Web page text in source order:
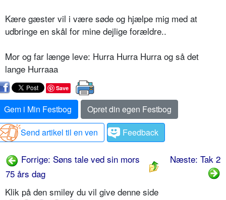
Kære gæster vil i være søde og hjælpe mig med at
udbringe en skål for mine dejlige forældre..
Mor og far længe leve: Hurra Hurra Hurra og så det
lange Hurraaa
Save
Gem i Min Festbog
Opret din egen Festbog
Send artikel til en ven
Feedback
Forrige: Søns tale ved sin mors
75 års dag
Næste: Tak 2
Klik på den smiley du vil give denne side